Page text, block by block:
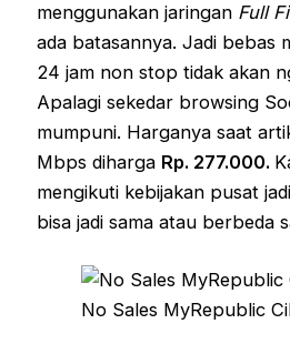
menggunakan jaringan Full
ada batasannya. Jadi bebas
24 jam non stop tidak akan
Apalagi sekedar browsing
mumpuni. Harganya saat
Mbps diharga Rp. 277.000.
mengikuti kebijakan pusat
bisa jadi sama atau berbeda
No Sales MyRepublic